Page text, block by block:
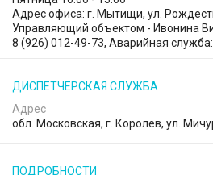
Адрес офиса: г. Мытищи, ул.
Управляющий объектом - Ивонина
8 (926) 012-49-73, Аварийная
ДИСПЕТЧЕРСКАЯ СЛУЖБА
Адрес
обл. Московская, г. Королев, ул.
ПОДРОБНОСТИ